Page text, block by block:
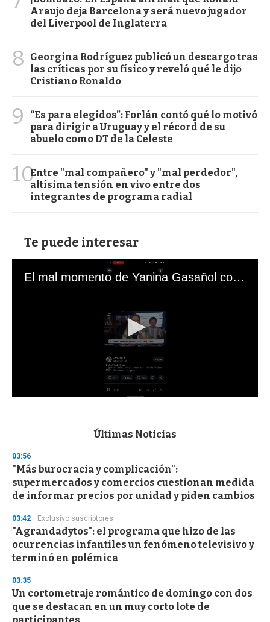
Araujo deja Barcelona y será nuevo jugador
del Liverpool de Inglaterra
8
Georgina Rodríguez publicó un descargo tras
las críticas por su físico y reveló qué le dijo
Cristiano Ronaldo
9
“Es para elegidos”: Forlán contó qué lo motivó
para dirigir a Uruguay y el récord de su
abuelo como DT de la Celeste
10Entre "mal compañero" y "mal perdedor",
altísima tensión en vivo entre dos
integrantes de programa radial
Te puede interesar
El mal momento de Yanina Gasañol con un hincha argentino en "Subrayado"
s
d
s
o
f
3
s
e
c
o
n
s
Últimas Noticias
03:56
"Más burocracia y complicación":
supermercados y comercios cuestionan medida
de informar precios por unidad y piden cambios
03:42 Exclusivo suscriptores
"Agrandadytos": el programa que hizo de las
ocurrencias infantiles un fenómeno televisivo y
terminó en polémica
03:35
Un cortometraje romántico de domingo con dos
que se destacan en un muy corto lote de